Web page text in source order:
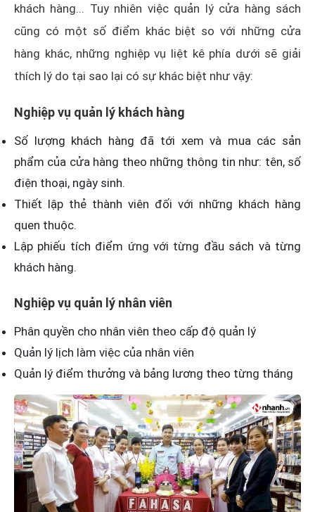
khách hàng... Tuy nhiên việc quản lý cửa hàng sách
cũng có một số điểm khác biệt so với những cửa
hàng khác, những nghiệp vụ liệt kê phía dưới sẽ giải
thích lý do tại sao lại có sự khác biệt như vậy:
Nghiệp vụ quản lý khách hàng
Số lượng khách hàng đã tới xem và mua các sản
phẩm của cửa hàng theo những thông tin như: tên, số
điện thoại, ngày sinh.
Thiết lập thẻ thành viên đối với những khách hàng
quen thuộc.
Lập phiếu tích điểm ứng với từng đầu sách và từng
khách hàng.
Nghiệp vụ quản lý nhân viên
Phân quyền cho nhân viên theo cấp độ quản lý
Quản lý lịch làm việc của nhân viên
Quản lý điểm thưởng và bảng lương theo từng tháng